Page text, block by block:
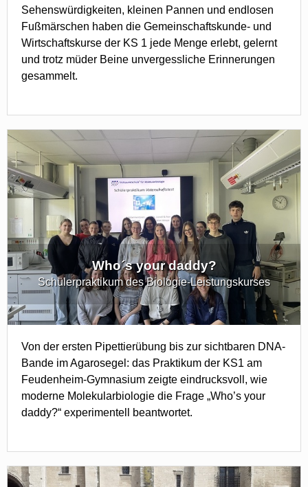
Sehenswürdigkeiten, kleinen Pannen und endlosen
Fußmärschen haben die Gemeinschaftskunde- und
Wirtschaftskurse der KS 1 jede Menge erlebt, gelernt
und trotz müder Beine unvergessliche Erinnerungen
gesammelt.
Who´s your daddy?
Schülerpraktikum des Biologie-Leistungskurses
Von der ersten Pipettierübung bis zur sichtbaren DNA-
Bande im Agarosegel: das Praktikum der KS1 am
Feudenheim-Gymnasium zeigte eindrucksvoll, wie
moderne Molekularbiologie die Frage „Who’s your
daddy?“ experimentell beantwortet.